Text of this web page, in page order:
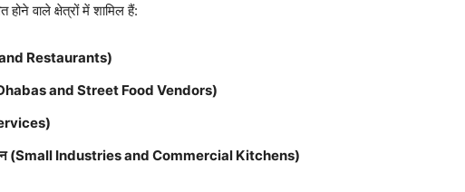
वाले क्षेत्रों में शामिल हैं:
and Restaurants)
(Dhabas and Street Food Vendors)
(Small Industries and Commercial Kitchens)